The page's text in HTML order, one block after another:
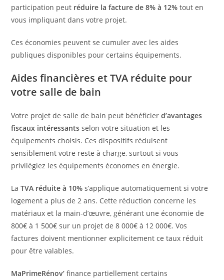
participation peut réduire la facture de 8% à 12% tout en
vous impliquant dans votre projet.
Ces économies peuvent se cumuler avec les aides
publiques disponibles pour certains équipements.
Aides financières et TVA réduite pour
votre salle de bain
Votre projet de salle de bain peut bénéficierd’avantages
fiscaux intéressants selon votre situation et les
équipements choisis. Ces dispositifs réduisent
sensiblement votre reste à charge, surtout si vous
privilégiez les équipements économes en énergie.
LaTVA réduite à 10% s’applique automatiquement si votre
logement a plus de 2 ans. Cette réduction concerne les
matériaux et la main-d’œuvre, générant une économie de
800€ à 1 500€ sur un projet de 8 000€ à 12 000€. Vos
factures doivent mentionner explicitement ce taux réduit
pour être valables.
MaPrimeRénov’ finance partiellement certains